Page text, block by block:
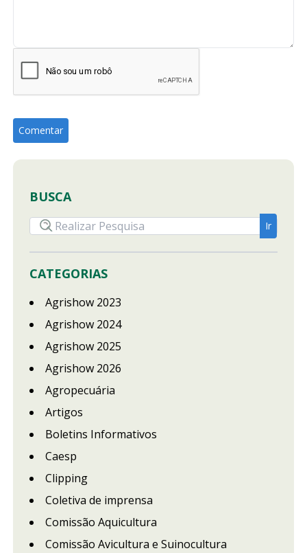
BUSCA
CATEGORIAS
Agrishow 2023
Agrishow 2024
Agrishow 2025
Agrishow 2026
Agropecuária
Artigos
Boletins Informativos
Caesp
Clipping
Coletiva de imprensa
Comissão Aquicultura
Comissão Avicultura e Suinocultura